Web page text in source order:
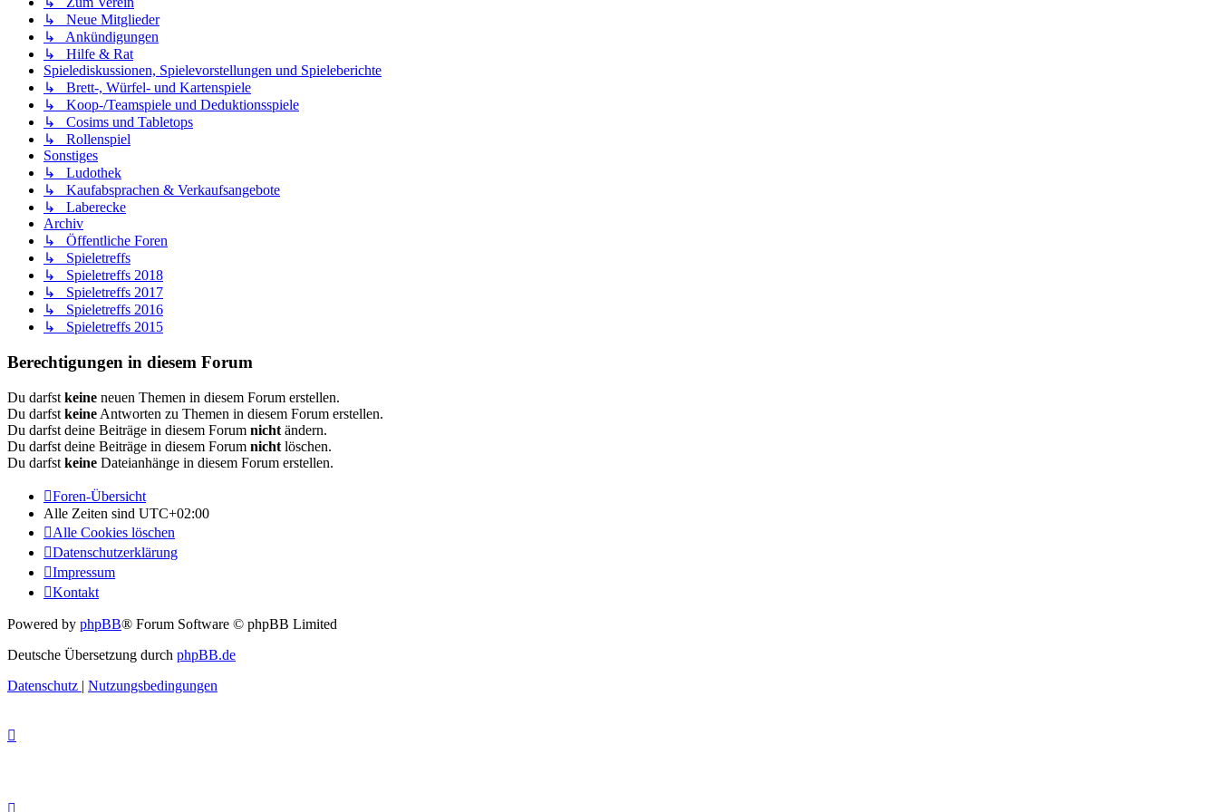
↳ Neue Mitglieder
↳ Ankündigungen
↳ Hilfe & Rat
Spielediskussionen, Spielevorstellungen und Spieleberichte
↳ Brett-, Würfel- und Kartenspiele
↳ Koop-/Teamspiele und Deduktionsspiele
↳ Cosims und Tabletops
↳ Rollenspiel
Sonstiges
↳ Ludothek
↳ Kaufabsprachen & Verkaufsangebote
↳ Laberecke
Archiv
↳ Öffentliche Foren
↳ Spieletreffs
↳ Spieletreffs 2018
↳ Spieletreffs 2017
↳ Spieletreffs 2016
↳ Spieletreffs 2015
Berechtigungen in diesem Forum
Du darfst keine neuen Themen in diesem Forum erstellen.
Du darfst keine Antworten zu Themen in diesem Forum erstellen.
Du darfst deine Beiträge in diesem Forum nicht ändern.
Du darfst deine Beiträge in diesem Forum nicht löschen.
Du darfst keine Dateianhänge in diesem Forum erstellen.
Foren-Übersicht
Alle Zeiten sind UTC+02:00
Alle Cookies löschen
Datenschutzerklärung
Impressum
Kontakt
Powered by phpBB® Forum Software © phpBB Limited
Deutsche Übersetzung durch phpBB.de
Datenschutz | Nutzungsbedingungen